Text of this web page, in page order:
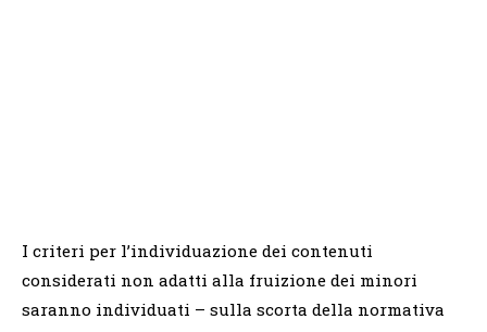
I criteri per l’individuazione dei contenuti
considerati non adatti alla fruizione dei minori
saranno individuati – sulla scorta della normativa